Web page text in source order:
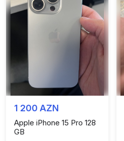
1 200 AZN
Apple iPhone 15 Pro 128
GB